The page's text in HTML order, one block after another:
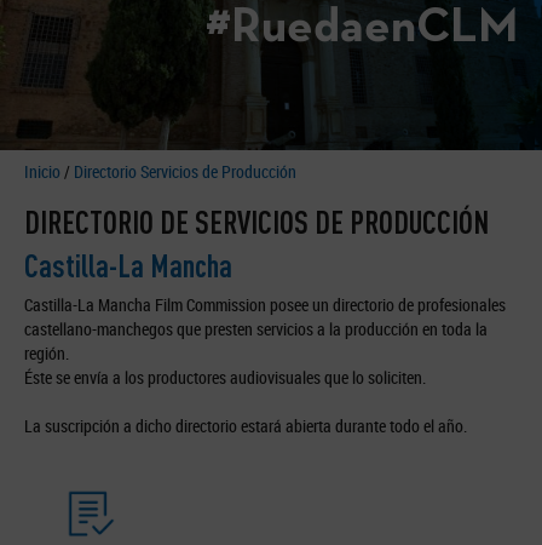
#RuedaenCLM
Inicio / Directorio Servicios de Producción
DIRECTORIO DE SERVICIOS DE PRODUCCIÓN
Castilla-La Mancha
Castilla-La Mancha Film Commission posee un directorio de profesionales
castellano-manchegos que presten servicios a la producción en toda la
región.
Éste se envía a los productores audiovisuales que lo soliciten.
La suscripción a dicho directorio estará abierta durante todo el año.